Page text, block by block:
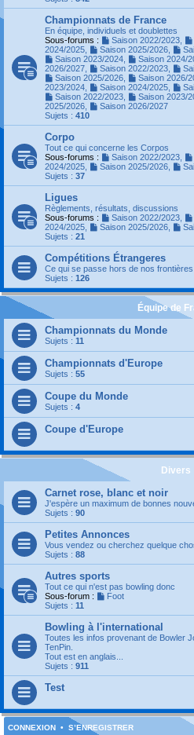
Championnats de France
En équipe, individuels et doublettes
Sous-forums :
Saison 2022/2023,
2024/2025
Saison 2025/2026,
Saison 2023/2024, Saison 2024/
2026/2027
Saison 2022/2023,
Saison 2025/2026, Saison 2026/
2023/2024
Saison 2024/2025,
Saison 2022/2023, Saison 2023/
2025/2026
Saison 2026/2027
Sujets : 410
Corpo
Tout ce qui concerne les Corpos
Sous-forums :
Saison 2022/2023,
2024/2025
Saison 2025/2026,
Sujets : 37
Ligues
Règlements, résultats, discussions
Sous-forums :
Saison 2022/2023,
2024/2025
Saison 2025/2026,
Sujets : 21
Compétitions Étrangeres
Ce qui se passe hors de nos frontières
Sujets : 126
Équipe de
Championnats du Monde
Sujets : 11
Championnats d'Europe
Sujets : 55
Coupe du Monde
Sujets : 4
Coupe d'Europe
Divers
Carnet rose, blanc et noir
J'espère un maximum de bonnes
Sujets : 90
Petites Annonces
Vous vendez ou cherchez quelque
Sujets : 88
Autres sports
Tout ce qui n'est pas bowling donc
Sous-forum :
Foot
Sujets : 11
Bowling à l'international
Toutes les infos provenant de Bowler
TenPin.
Tout est en anglais...
Sujets : 911
Test
CONNEXION • S’ENREGISTRER